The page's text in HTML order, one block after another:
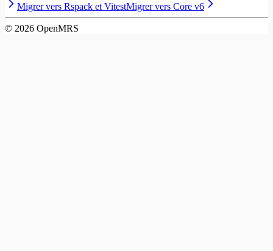
Migrer vers Rspack et VitestMigrer vers Core v6
© 2026 OpenMRS